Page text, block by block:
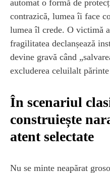
automat o formă de
contrazică, lumea îi face
lumea îl crede. O victimă
fragilitatea declanșează
devine gravă când
excluderea celuilalt
În scenariul
construiește
atent selectate
Nu se minte neapărat